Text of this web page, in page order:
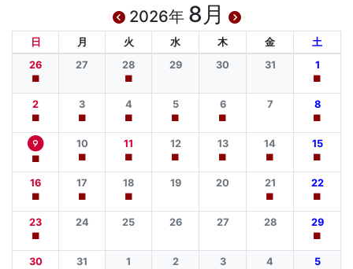
2026年 8月
日 月 火 水 木 金
土
26
■
27 28
■
29 30 31 1
■
2
■
3
■
4
■
5
■
6
■
7 8
■
9
■
10
■
11
■
12
■
13
■
14
■
15
■
16
■
17
■
18
■
19 20 21
■
22
■
23
■
24 25 26 27 28 29
■
30 31 1 2 3 4 5